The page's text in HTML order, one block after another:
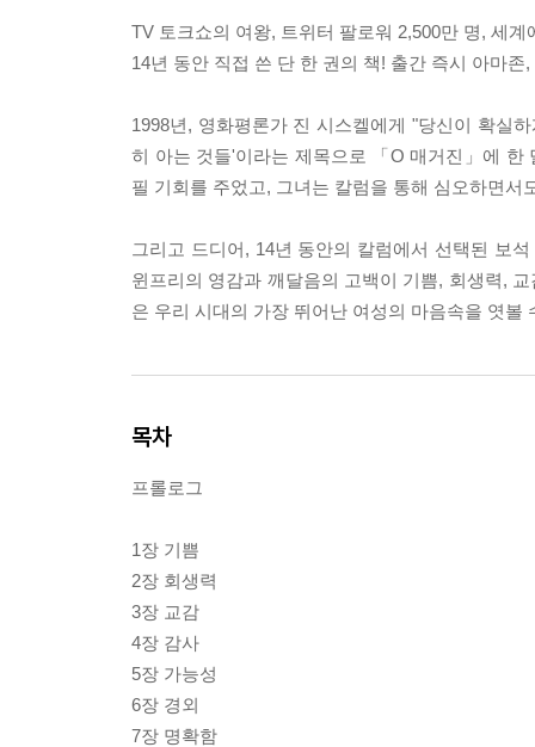
TV 토크쇼의 여왕, 트위터 팔로워 2,500만 명, 세
14년 동안 직접 쓴 단 한 권의 책! 출간 즉시 아마존
1998년, 영화평론가 진 시스켈에게 "당신이 확실
히 아는 것들'이라는 제목으로 「O 매거진」에
필 기회를 주었고, 그녀는 칼럼을 통해 심오하면
그리고 드디어, 14년 동안의 칼럼에서 선택된 보
윈프리의 영감과 깨달음의 고백이 기쁨, 회생력,
은 우리 시대의 가장 뛰어난 여성의 마음속을 엿볼
목차
프롤로그
1장 기쁨
2장 회생력
3장 교감
4장 감사
5장 가능성
6장 경외
7장 명확함